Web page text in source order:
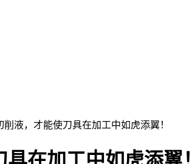
削液，才能使刀具在加工中如虎添翼！